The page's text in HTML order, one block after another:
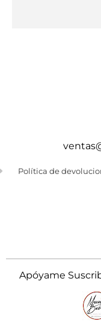
Política de
Apóyame